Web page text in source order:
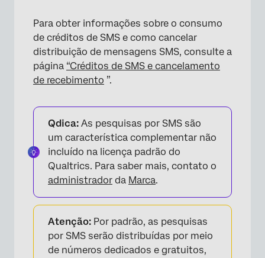
Para obter informações sobre o consumo
de créditos de SMS e como cancelar
distribuição de mensagens SMS, consulte a
página “Créditos de SMS e cancelamento
de recebimento ”.
Qdica: As pesquisas por SMS são
um característica complementar não
incluído na licença padrão do
Qualtrics. Para saber mais, contato o
administrador da Marca.
Atenção: Por padrão, as pesquisas
por SMS serão distribuídas por meio
de números dedicados e gratuitos,